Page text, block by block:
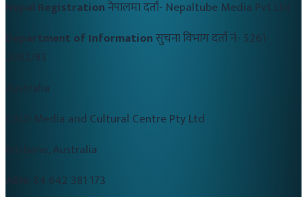
Nepal Registrationनेपालमा दर्ता- Nepaltube Media Pvt Ltd
Department of Informationसुचना विभाग दर्ता नं- 5261-
2082/83
Australia
CALD Media and Cultural Centre Pty Ltd
Brisbane, Australia
84 642 381 173